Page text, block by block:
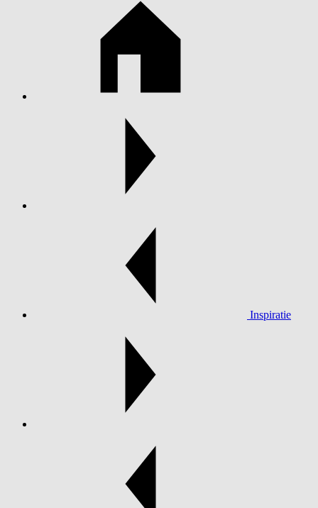
Inspiratie